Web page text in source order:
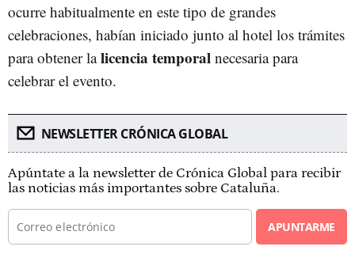
ocurre habitualmente en este tipo de grandes
celebraciones, habían iniciado junto al hotel los trámites
para obtener lalicencia temporal necesaria para
celebrar el evento.
NEWSLETTER CRÓNICA GLOBAL
Apúntate a la newsletter de Crónica Global para recibir
las noticias más importantes sobre Cataluña.
APUNTARME